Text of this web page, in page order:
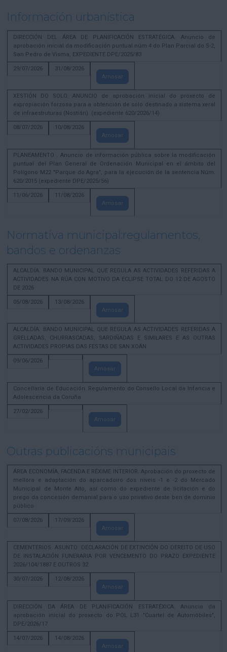
Información urbanística
DIRECCIÓN DEL ÁREA DE PLANIFICACIÓN ESTRATÉGICA. Anuncio de
aprobación inicial da modificación puntual núm 4 do Plan Parcial do S-2,
San Pedro de Visma, EXPEDIENTE DPE/2025/83
29/07/2026
31/08/2026
Amosar
XESTIÓN DO SOLO. ANUNCIO de aprobación inicial do proxecto de
expropiación forzosa para a obtención de solo destinado a sistema xeral
de infraestruturas (Nostián). (expediente 620/2026/14)
08/07/2026
10/08/2026
Amosar
PLANEAMENTO . Anuncio de información pública sobre la modificación
puntual del Plan General de Ordenación Municipal en el ámbito del
Polígono M22 "Parque do Agra", para la ejecución de la sentencia Núm.
620/2015 (expediente DPE/2025/56)
11/06/2026
11/08/2026
Amosar
Normativa municipal:regulamentos,
bandos e ordenanzas
ALCALDÍA. BANDO MUNICIPAL QUE REGULA AS ACTIVIDADES REFERIDAS A
ACTIVIDADES NA RÚA CON MOTIVO DA ECLIPSE TOTAL DO 12 DE AGOSTO
DE 2026
05/08/2026
13/08/2026
Amosar
ALCALDÍA. BANDO MUNICIPAL QUE REGULA AS ACTIVIDADES REFERIDAS A
GRELLADAS, CHURRASCADAS, SARDIÑADAS E SIMILARES E AS OUTRAS
ACTIVIDADES PROPIAS DAS FESTAS DE SAN XOÁN
09/06/2026
Amosar
Concellaría de Educación. Regulamento do Consello Local da Infancia e
Adolescencia da Coruña
27/02/2026
Amosar
Outras publicacións municipais
ÁREA ECONOMÍA, FACENDA E RÉXIME INTERIOR. Aprobación do proxecto de
mellora e adaptación do aparcadoiro dos niveis -1 e -2 do Mercado
Municipal de Monte Alto, así como do expediente de licitación e do
prego da concesión demanial para o uso privativo deste ben de dominio
público
07/08/2026
17/09/2026
Amosar
CEMENTERIOS. ASUNTO: DECLARACIÓN DE EXTINCIÓN DO DEREITO DE USO
DE INSTALACIÓN FUNERARIA POR VENCEMENTO DO PRAZO EXPEDIENTE
2026/104/1887 E OUTROS 32
30/07/2026
12/08/2026
Amosar
DIRECCIÓN DA ÁREA DE PLANIFICACIÓN ESTRATÉXICA. Anuncio da
aprobación inicial do proxecto do POL L31 "Cuartel de Automóbiles",
DPE/2026/17
14/07/2026
14/08/2026
Amosar